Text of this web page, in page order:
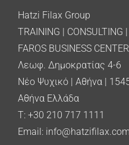
Hatzi Filax Group
TRAINING | CONSULTING
FAROS BUSINESS CENTER
Λεωφ. Δημοκρατίας 4-6
Νέο Ψυχικό | Αθήνα |
Αθήνα Ελλάδα
T: +30 210 717 1111
Email: info@hatzifilax.com